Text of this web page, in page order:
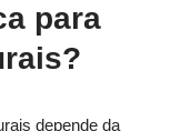
para
depende da